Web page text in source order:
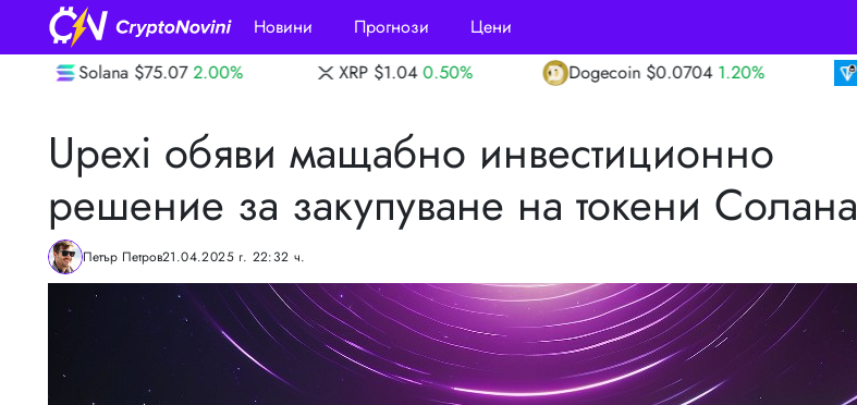
Новини Прогнози
Цени
2.00% XRP $1.04 Dogecoin $0.0704 1.20% Toncoin $1.37 1.90%
Upexi обяви мащабно инвестиционно
решение за закупуване на токени Солана
Петър Петров21.04.2025 г. 22:32 ч.